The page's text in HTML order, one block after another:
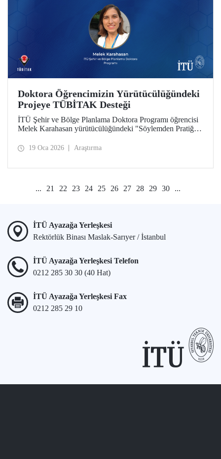
Doktora Öğrencimizin Yürütücülüğündeki
Projeye TÜBİTAK Desteği
İTÜ Şehir ve Bölge Planlama Doktora Programı öğrencisi
Melek Karahasan yürütücülüğündeki "Söylemden Pratiğe:
Önceliklerinin Mekansal ve İstatistiksel Analizi" başlıklı
19 Oca 2026 Araştırma
... 21 22 23 24 25 26 27 28 29 30 ...
İTÜ Ayazağa Yerleşkesi
Rektörlük Binası Maslak-Sarıyer / İstanbul
İTÜ Ayazağa Yerleşkesi Telefon
0212 285 30 30 (40 Hat)
İTÜ Ayazağa Yerleşkesi Fax
0212 285 29 10